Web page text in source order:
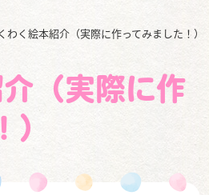
わく絵本紹介（実際に作ってみました！）
（実際に作
）